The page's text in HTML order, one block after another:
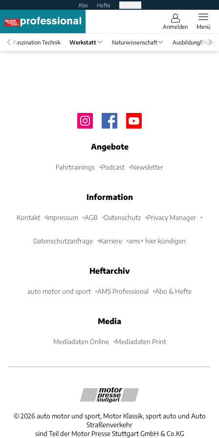
Abo Hefte
Anmelden Menü
Faszination Technik Werkstatt Naturwissenschaft Ausbildung/
Angebote
Fahrtrainings Podcast Newsletter
Information
Kontakt Impressum AGB Datenschutz Privacy Manager
Datenschutzanfrage Karriere ams+ hier kündigen
Heftarchiv
auto motor und sport AMS Professional Abo & Hefte
Media
Mediadaten Online Mediadaten Print
©2026 auto motor und sport, Motor Klassik, sport auto und Auto
Straßenverkehr
sind Teil der Motor Presse Stuttgart GmbH & Co.KG